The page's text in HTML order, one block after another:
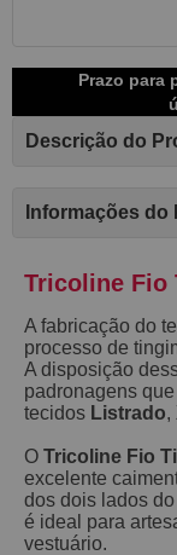
Prazo para
Descrição do
Informações do
Tricoline Fio
A fabricação do
processo de
A disposição
padronagens
tecidos Listrado,
O Tricoline Fio
excelente
dos dois lados
é ideal para
vestuário.